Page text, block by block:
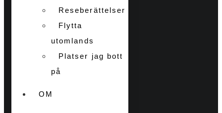
Reseberättelser
Flytta
utomlands
Platser jag bott
på
OM